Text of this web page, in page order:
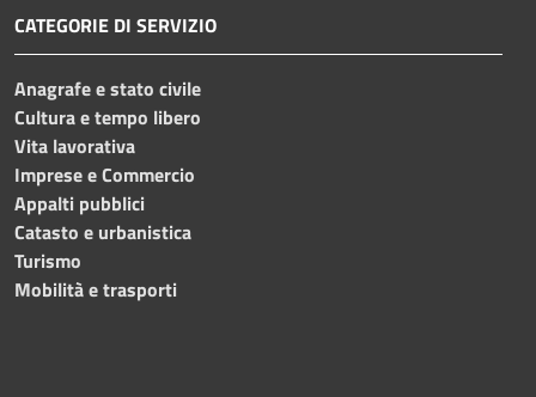
CATEGORIE DI SERVIZIO
Anagrafe e stato civile
Cultura e tempo libero
Vita lavorativa
Imprese e Commercio
Appalti pubblici
Catasto e urbanistica
Turismo
Mobilità e trasporti